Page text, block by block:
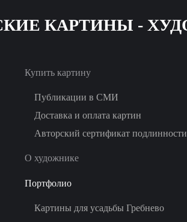
Skip
content
Купить картину
Публикации в СМИ
Доставка и оплата картин
Авторский сертификат подлинности
О художнике
Портфолио
Картины для усадьбы Гребнево